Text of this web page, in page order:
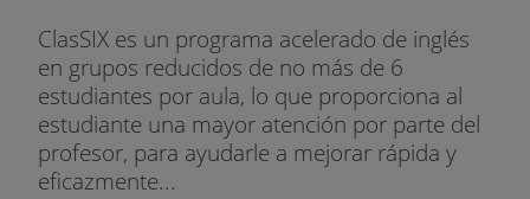
ClasSIX es un programa acelerado de inglés
en grupos reducidos de no más de 6
estudiantes por aula, lo que proporciona al
estudiante una mayor atención por parte del
profesor, para ayudarle a mejorar rápida y
eficazmente...